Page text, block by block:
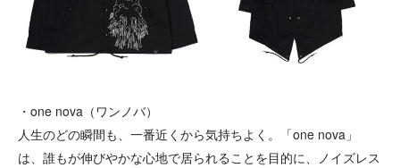
・one nova（ワンノバ）
人生のどの瞬間も、一番近くから気持ちよく。「one nova」
は、誰もが伸びやかな心地で居られることを目的に、ノイズレス